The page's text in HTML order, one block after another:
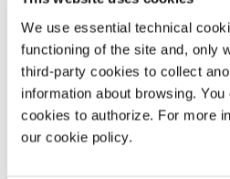
We use essential technical
functioning of the site and, only
third-party cookies to collect
information about browsing.
cookies to authorize. For more
our cookie policy.
Video Master Digital
SCOPRI DI PIÙ SUL FILM